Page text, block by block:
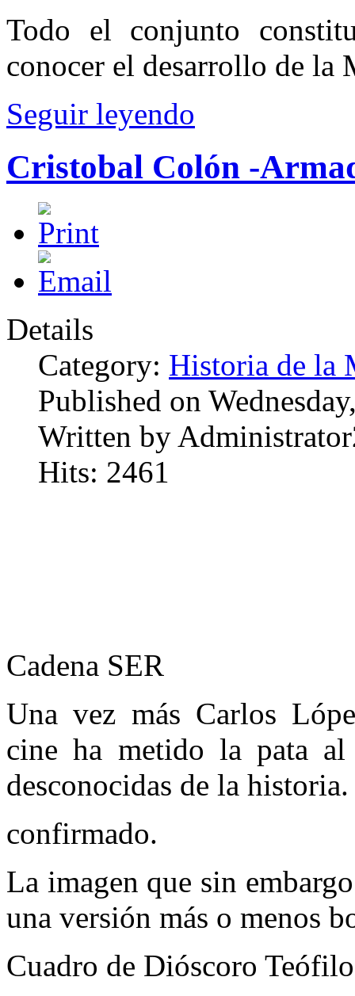
Todo el conjunto
conocer el desarrollo de la
Seguir leyendo
Cristobal Colón -
Details
Category: Historia de la
Published on
Written by
Hits: 2461
Cadena SER
Una vez más Carlos
cine ha metido la pata
desconocidas de la historia.
confirmado.
La imagen que sin
una versión más o menos
Cuadro de Dióscoro